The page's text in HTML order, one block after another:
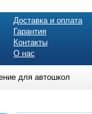
Доставка и оплата
Гарантия
Контакты
О нас
для автошкол